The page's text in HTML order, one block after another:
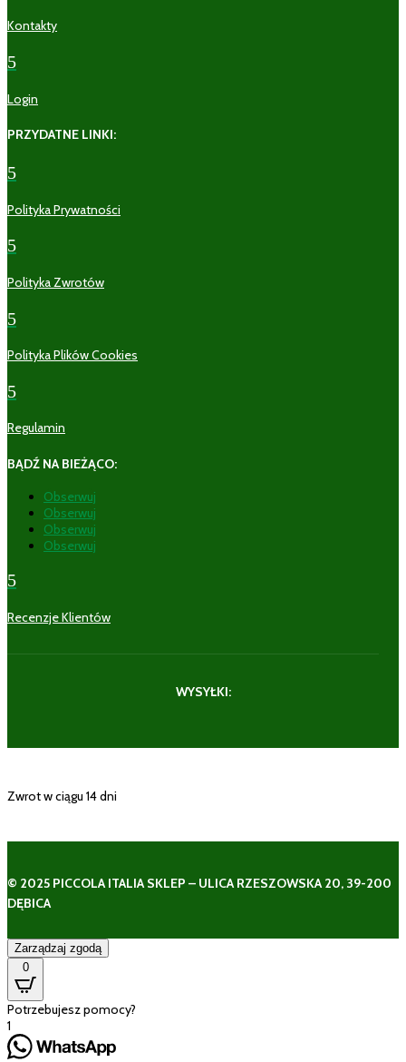
Kontakty
5
Login
PRZYDATNE LINKI:
5
Polityka Prywatności
5
Polityka Zwrotów
5
Polityka Plików Cookies
5
Regulamin
BĄDŹ NA BIEŻĄCO:
Obserwuj
Obserwuj
Obserwuj
Obserwuj
5
Recenzje Klientów
WYSYŁKI:
Zwrot w ciągu 14 dni
© 2025 PICCOLA ITALIA SKLEP – ULICA RZESZOWSKA 20, 39-200
DĘBICA
Zarządzaj zgodą
0
Potrzebujesz pomocy?
1